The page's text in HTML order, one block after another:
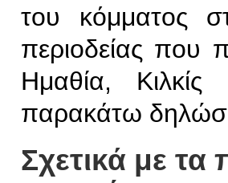
του κόμματος
περιοδείας που
Ημαθία,
παρακάτω
Σχετικά με